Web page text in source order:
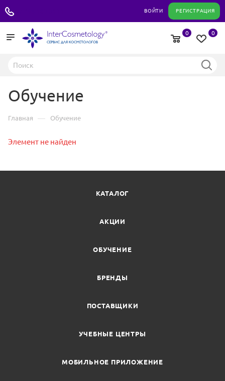
ВОЙТИ РЕГИСТРАЦИЯ
0
0
Обучение
Главная — Обучение
Элемент не найден
КАТАЛОГ
АКЦИИ
ОБУЧЕНИЕ
БРЕНДЫ
ПОСТАВЩИКИ
УЧЕБНЫЕ ЦЕНТРЫ
МОБИЛЬНОЕ ПРИЛОЖЕНИЕ